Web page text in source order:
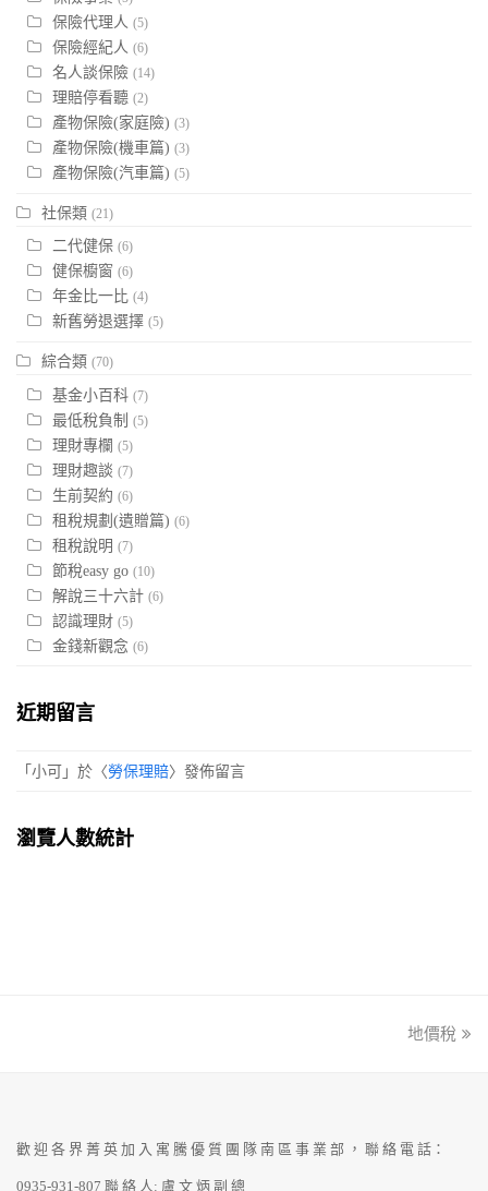
保險代理人 (5)
保險經紀人 (6)
名人談保險 (14)
理賠停看聽 (2)
產物保險(家庭險) (3)
產物保險(機車篇) (3)
產物保險(汽車篇) (5)
社保類 (21)
二代健保 (6)
健保櫥窗 (6)
年金比一比 (4)
新舊勞退選擇 (5)
綜合類 (70)
基金小百科 (7)
最低稅負制 (5)
理財專欄 (5)
理財趣談 (7)
生前契約 (6)
租稅規劃(遺贈篇) (6)
租稅說明 (7)
節稅easy go (10)
解說三十六計 (6)
認識理財 (5)
金錢新觀念 (6)
近期留言
「 小可 」於〈勞保理賠〉發佈留言
瀏覽人數統計
next
地價稅
歡 迎 各 界 菁 英 加 入 寓 騰 優 質 團 隊 南 區 事 業 部 ， 聯 絡 電 話：
0935-931-807 聯 絡 人: 盧 文 炳 副 總